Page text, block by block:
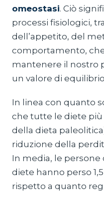
omeostasi. Ciò
processi fisiologici,
dell’appetito, del
comportamento,
mantenere il nostro
un valore di
In linea con quanto
che tutte le diete più
della dieta
riduzione della
In media, le
diete hanno perso
rispetto a quanto